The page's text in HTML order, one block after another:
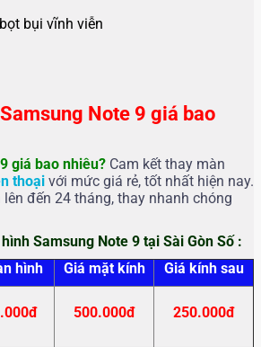
bụi vĩnh viễn
Note 9 giá bao
giá bao nhiêu? Cam kết thay màn
thoại với mức giá rẻ, tốt nhất hiện nay.
đến 24 tháng, thay nhanh chóng
Samsung Note 9 tại Sài Gòn Số :
hình Giá mặt kính
Giá kính sau
500.000đ 250.000đ